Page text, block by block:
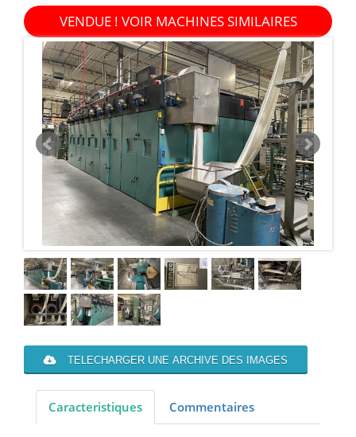
VENDUE ! VOIR MACHINES SIMILAIRES
TELECHARGER UNE ARCHIVE DES IMAGES
Caracteristiques Commentaires